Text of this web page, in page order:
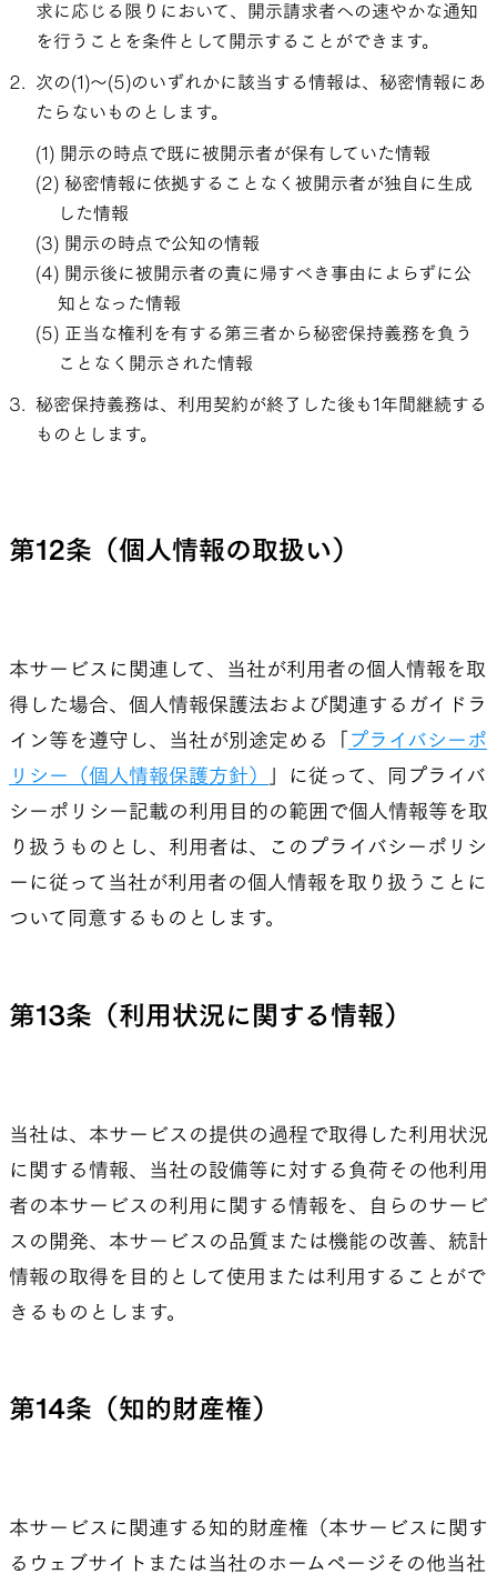
求に応じる限りにおいて、開示請求者への速やかな通知
を行うことを条件として開示することができます。
次の(1)～(5)のいずれかに該当する情報は、秘密情報にあ
たらないものとします。
開示の時点で既に被開示者が保有していた情報
秘密情報に依拠することなく被開示者が独自に生成
した情報
開示の時点で公知の情報
開示後に被開示者の責に帰すべき事由によらずに公
知となった情報
正当な権利を有する第三者から秘密保持義務を負う
ことなく開示された情報
秘密保持義務は、利用契約が終了した後も1年間継続する
ものとします。
第12条（個人情報の取扱い）
本サービスに関連して、当社が利用者の個人情報を取
得した場合、個人情報保護法および関連するガイドラ
イン等を遵守し、当社が別途定める「
プライバシーポ
リシー（個人情報保護方針）
」に従って、同プライバ
シーポリシー記載の利用目的の範囲で個人情報等を取
り扱うものとし、利用者は、このプライバシーポリシ
ーに従って当社が利用者の個人情報を取り扱うことに
ついて同意するものとします。
第13条（利用状況に関する情報）
当社は、本サービスの提供の過程で取得した利用状況
に関する情報、当社の設備等に対する負荷その他利用
者の本サービスの利用に関する情報を、自らのサービ
スの開発、本サービスの品質または機能の改善、統計
情報の取得を目的として使用または利用することがで
きるものとします。
第14条（知的財産権）
本サービスに関連する知的財産権（本サービスに関す
るウェブサイトまたは当社のホームページその他当社